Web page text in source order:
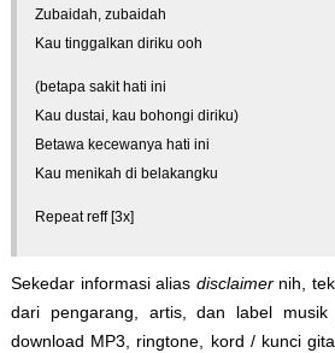
Zubaidah, zubaidah
Kau tinggalkan diriku ooh
(betapa sakit hati ini
Kau dustai, kau bohongi diriku)
Betawa kecewanya hati ini
Kau menikah di belakangku
Repeat reff [3x]
Sekedar informasi alias disclaimernih,
dari pengarang, artis, dan label
download MP3, ringtone, kord / kunci